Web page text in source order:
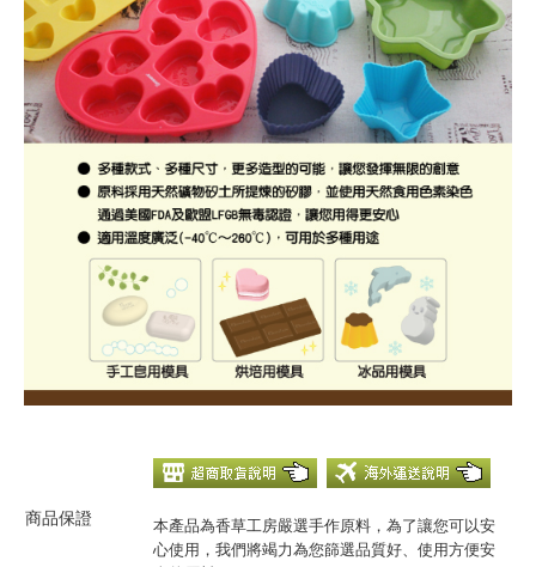
商品保證
本產品為香草工房嚴選手作原料，為了讓您可以安
心使用，我們將竭力為您篩選品質好、使用方便安